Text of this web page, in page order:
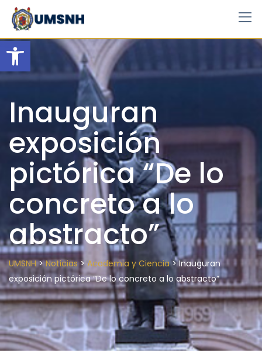
Open toolbar
Skip
content
Inauguran
exposición
pictórica “De lo
concreto a lo
abstracto”
UMSNH>Noticias> Academia y Ciencia>Inauguran
exposición pictórica “De lo concreto a lo abstracto”